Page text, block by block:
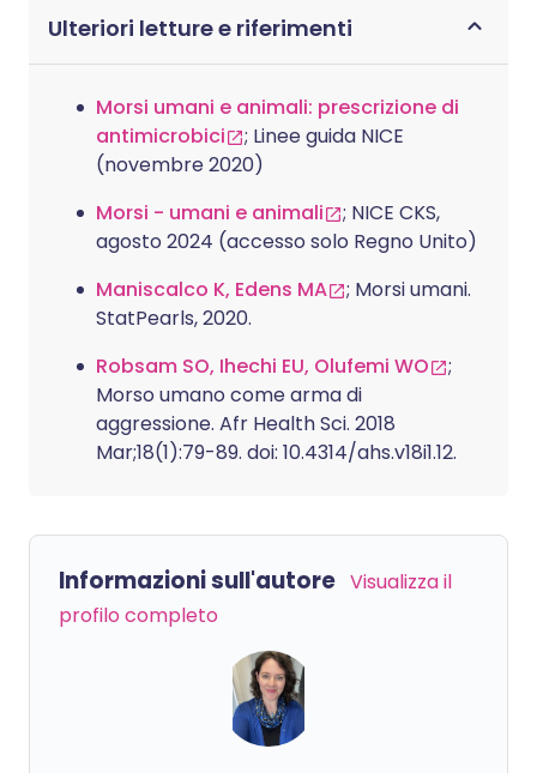
Ulteriori letture e riferimenti
Morsi umani e animali: prescrizione di
antimicrobici
; Linee guida NICE
(novembre 2020)
Morsi - umani e animali
; NICE CKS,
agosto 2024 (accesso solo Regno Unito)
Maniscalco K, Edens MA
; Morsi umani.
StatPearls, 2020.
Robsam SO, Ihechi EU, Olufemi WO
;
Morso umano come arma di
aggressione. Afr Health Sci. 2018
Mar;18(1):79-89. doi: 10.4314/ahs.v18i1.12.
Informazioni sull'autore Visualizza il
profilo completo